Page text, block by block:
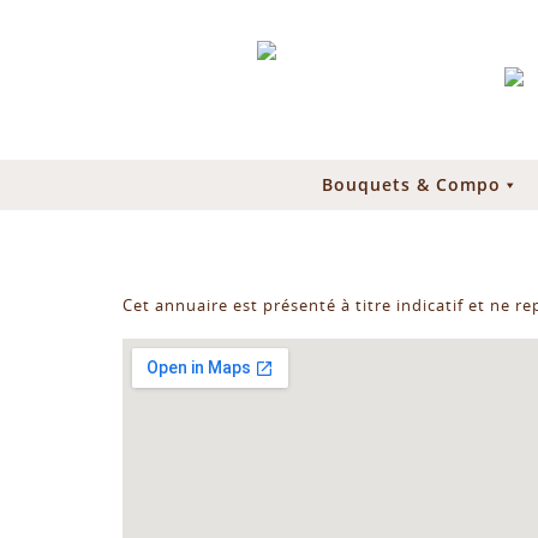
Bouquets & Compo
Cet annuaire est présenté à titre indicatif et ne